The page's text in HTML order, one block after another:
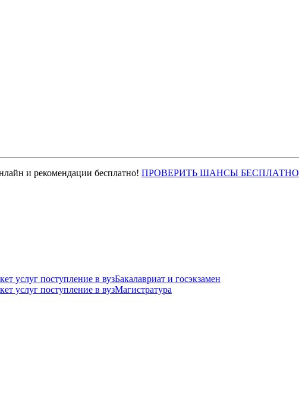
и рекомендации бесплатно! ПРОВЕРИТЬ ШАНСЫ БЕСПЛАТНО
Бакалавриат и госэкзамен
Магистратура